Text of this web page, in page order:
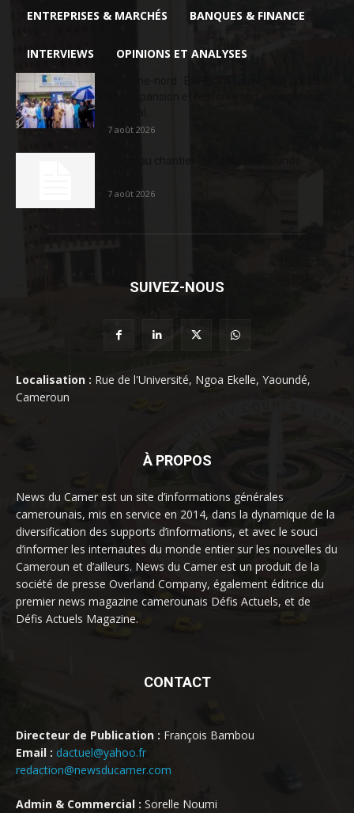
ENTREPRISES & MARCHÉS BANQUES & FINANCE
INTERVIEWS OPINIONS ET ANALYSES
7 août 2026
7 août 2026
SUIVEZ-NOUS
Localisation : Rue de l'Université, Ngoa Ekelle, Yaoundé,
Cameroun
À PROPOS
News du Camer est un site d’informations générales
camerounais, mis en service en 2014, dans la dynamique de la
diversification des supports d’informations, et avec le souci
d’informer les internautes du monde entier sur les nouvelles du
Cameroun et d’ailleurs. News du Camer est un produit de la
société de presse Overland Company, également éditrice du
premier news magazine camerounais Défis Actuels, et de
Défis Actuels Magazine.
CONTACT
Directeur de Publication : François Bambou
Email : dactuel@yahoo.fr
redaction@newsducamer.com
Admin & Commercial : Sorelle Noumi